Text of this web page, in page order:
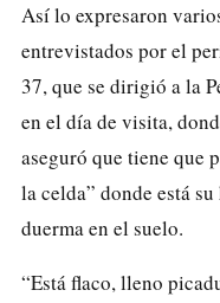
Así lo expresaron
entrevistados por el
37, que se dirigió a la
en el día de visita,
aseguró que tiene que
la celda” donde está
duerma en el suelo.
“Está flaco, lleno